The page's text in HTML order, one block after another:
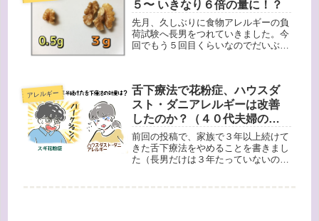
５〜 いきなり６倍の量に！？
先月、久しぶりに食物アレルギーの負
荷試験へ長男をつれていきました。今
回でもう５回目くらいなのでだいぶ慣
ました・・・。当日の朝９時、病院へ
行く...
アレルギー
舌下療法で花粉症、ハウスダ
スト・ダニアレルギーは改善
したのか？（４０代夫婦の場
合）
前回の投稿で、家族で３年以上続けて
きた舌下療法をやめることを書きまし
た（長男だけは３年たっていないので